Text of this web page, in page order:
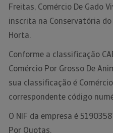
Freitas, Comércio De Gado
inscrita na Conservatória
Horta.
Conforme a classificação
Comércio Por Grosso De
sua classificação é
correspondente código
O NIF da empresa é
Por Quotas.